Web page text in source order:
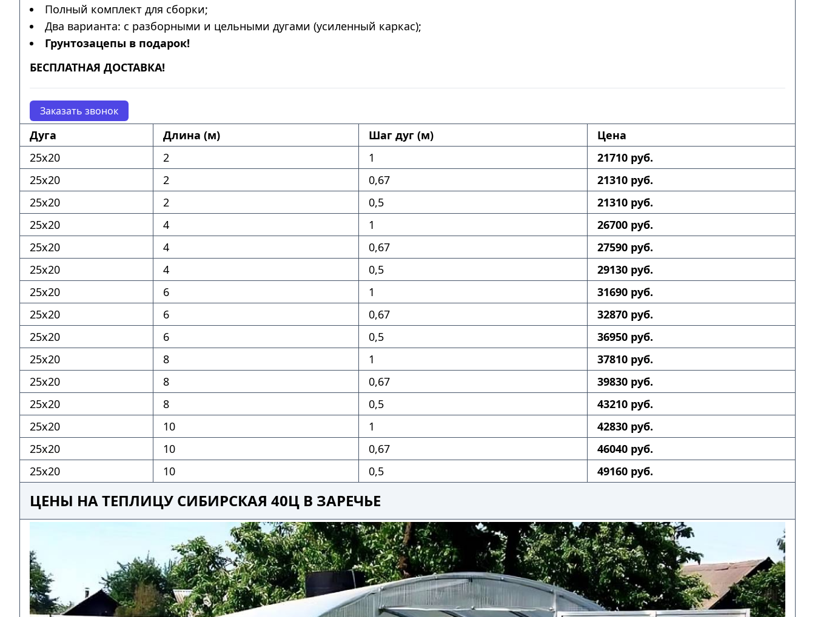
Полный комплект для сборки;
Два варианта: с разборными и цельными дугами (усиленный каркас);
Грунтозацепы в подарок!
БЕСПЛАТНАЯ ДОСТАВКА!
Заказать звонок
Дуга Длина (м) Шаг дуг (м)
Цена
25х20
2 1
21710 руб.
25х20
2 0,67
21310 руб.
25х20
2 0,5
21310 руб.
25х20
4 1
26700 руб.
25х20
4 0,67
27590 руб.
25х20
4 0,5
29130 руб.
25х20
6 1
31690 руб.
25х20
6 0,67
32870 руб.
25х20
6 0,5
36950 руб.
25х20
8 1
37810 руб.
25х20
8 0,67
39830 руб.
25х20
8 0,5
43210 руб.
25х20
10 1
42830 руб.
25х20
10 0,67
46040 руб.
25х20
10 0,5 49160 руб.
ЦЕНЫ НА ТЕПЛИЦУ СИБИРСКАЯ 40Ц В ЗАРЕЧЬЕ